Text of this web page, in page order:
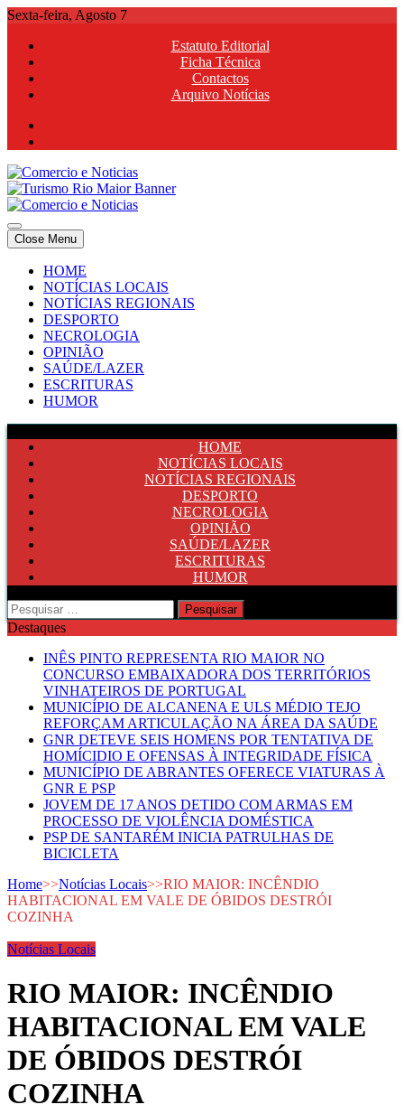
Skip
content
Sexta-feira, Agosto 7
Estatuto Editorial
Ficha Técnica
Contactos
Arquivo Notícias
Comercio e Noticias
Notícias e Publicidade Online
Comercio e Noticias
Notícias e Publicidade Online
Close Menu
HOME
NOTÍCIAS LOCAIS
NOTÍCIAS REGIONAIS
DESPORTO
NECROLOGIA
OPINIÃO
SAÚDE/LAZER
ESCRITURAS
HUMOR
HOME
NOTÍCIAS LOCAIS
NOTÍCIAS REGIONAIS
DESPORTO
NECROLOGIA
OPINIÃO
SAÚDE/LAZER
ESCRITURAS
HUMOR
Pesquisar
por:
Destaques
INÊS PINTO REPRESENTA RIO MAIOR NO
CONCURSO EMBAIXADORA DOS TERRITÓRIOS
VINHATEIROS DE PORTUGAL
MUNICÍPIO DE ALCANENA E ULS MÉDIO TEJO
REFORÇAM ARTICULAÇÃO NA ÁREA DA SAÚDE
GNR DETEVE SEIS HOMENS POR TENTATIVA DE
HOMÍCIDIO E OFENSAS À INTEGRIDADE FÍSICA
MUNICÍPIO DE ABRANTES OFERECE VIATURAS À
GNR E PSP
JOVEM DE 17 ANOS DETIDO COM ARMAS EM
PROCESSO DE VIOLÊNCIA DOMÉSTICA
PSP DE SANTARÉM INICIA PATRULHAS DE
BICICLETA
Home>>Notícias Locais>>RIO MAIOR: INCÊNDIO
HABITACIONAL EM VALE DE ÓBIDOS DESTRÓI
COZINHA
Notícias Locais
RIO MAIOR: INCÊNDIO
HABITACIONAL EM VALE
DE ÓBIDOS DESTRÓI
COZINHA